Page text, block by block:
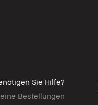
Sie Hilfe?
Bestellungen